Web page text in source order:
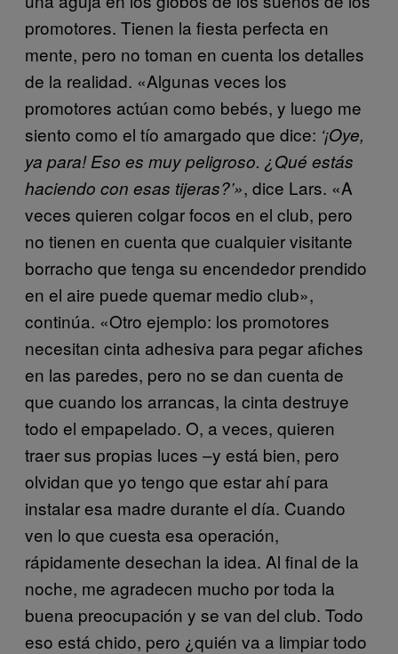
promotores. Tienen la fiesta perfecta en
mente, pero no toman en cuenta los detalles
de la realidad. «Algunas veces los
promotores actúan como bebés, y luego me
siento como el tío amargado que dice: ‘¡Oye,
ya para! Eso es muy peligroso. ¿Qué estás
haciendo con esas tijeras?’», dice Lars. «A
veces quieren colgar focos en el club, pero
no tienen en cuenta que cualquier visitante
borracho que tenga su encendedor prendido
en el aire puede quemar medio club»,
continúa. «Otro ejemplo: los promotores
necesitan cinta adhesiva para pegar afiches
en las paredes, pero no se dan cuenta de
que cuando los arrancas, la cinta destruye
todo el empapelado. O, a veces, quieren
traer sus propias luces –y está bien, pero
olvidan que yo tengo que estar ahí para
instalar esa madre durante el día. Cuando
ven lo que cuesta esa operación,
rápidamente desechan la idea. Al final de la
noche, me agradecen mucho por toda la
buena preocupación y se van del club. Todo
eso está chido, pero ¿quién va a limpiar todo